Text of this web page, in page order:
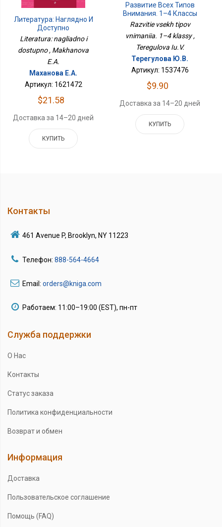
Литература: Наглядно И
Доступно
Literatura: nagliadno i
dostupno , Makhanova
E.A.
Маханова Е.А.
Артикул: 1621472
$21.58
Доставка за 14–20 дней
КУПИТЬ
Развитие Всех Типов
Внимания. 1–4 Классы
Razvitie vsekh tipov
vnimaniia. 1–4 klassy ,
Teregulova Iu.V.
Терегулова Ю.В.
Артикул: 1537476
$9.90
Доставка за 14–20 дней
КУПИТЬ
Контакты
461 Avenue P, Brooklyn, NY 11223
Телефон: 888-564-4664
Email: orders@kniga.com
Работаем: 11:00–19:00 (EST), пн-пт
Служба поддержки
О Нас
Контакты
Статус заказа
Политика конфиденциальности
Возврат и обмен
Информация
Доставка
Пользовательское соглашение
Помощь (FAQ)